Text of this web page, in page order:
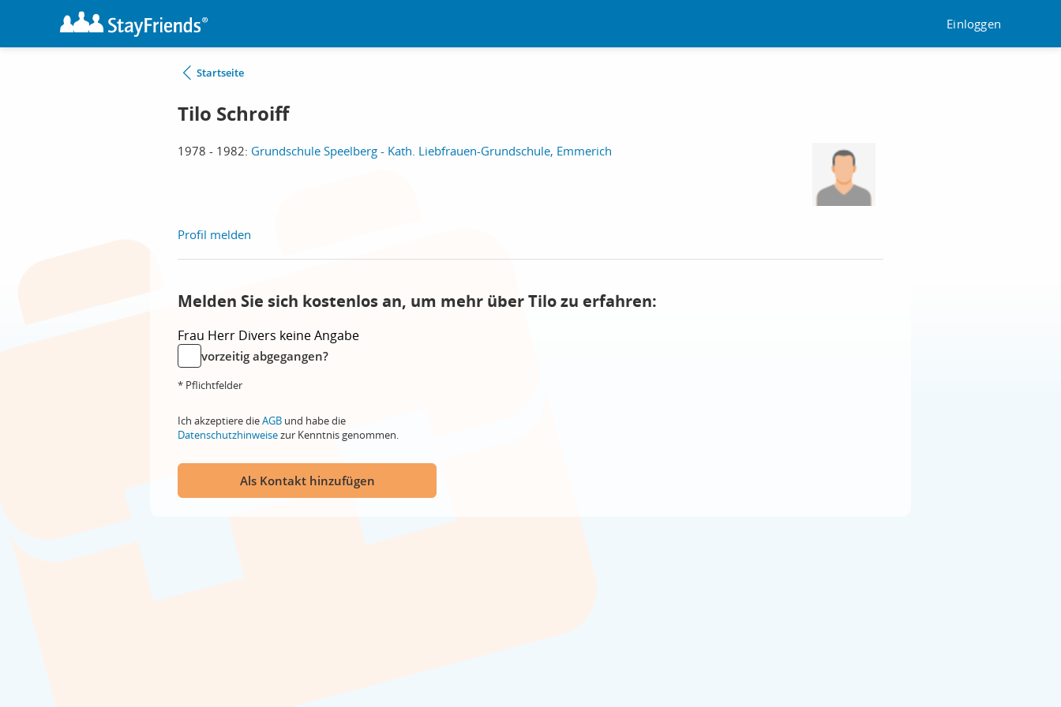
Einloggen
Startseite
Tilo Schroiff
1978 - 1982: Grundschule Speelberg - Kath. Liebfrauen-Grundschule, Emmerich
Profil melden
Melden Sie sich kostenlos an, um mehr über Tilo zu erfahren:
Frau Herr Divers keine Angabe
vorzeitig abgegangen?
* Pflichtfelder
Ich akzeptiere dieAGB und habe die
Datenschutzhinweisezur Kenntnis genommen.
Als Kontakt hinzufügen